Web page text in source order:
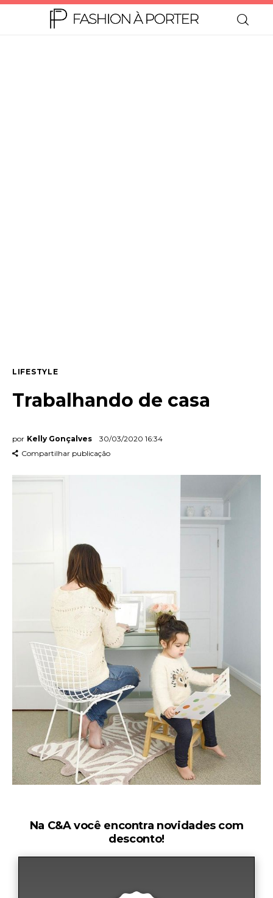
Contato
LIFESTYLE
Trabalhando de casa
por Kelly Gonçalves
30/03/2020 16:34
Compartilhar publicação
Na C&A você encontra novidades com
desconto!